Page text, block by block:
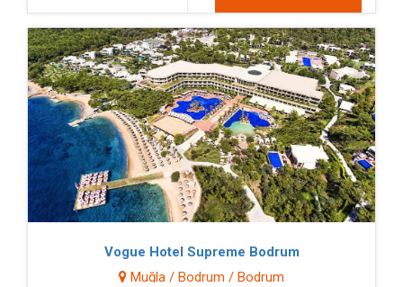
Vogue Hotel Supreme Bodrum
Muğla / Bodrum / Bodrum